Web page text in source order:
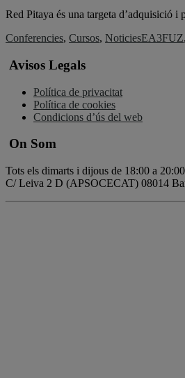
Red Pitaya és una targeta d’adquisició i
Conferencies, Cursos, NoticiesEA3FUZ,
Avisos Legals
Política de privacitat
Política de cookies
Condicions d’ús del web
On Som
Tots els dimarts i dijous de 18:00 a
C/ Leiva 2 D (APSOCECAT) 08014